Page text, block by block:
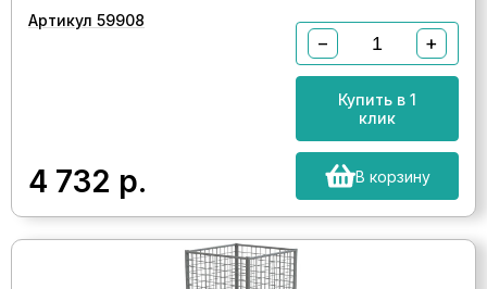
Артикул 59908
4 732 р.
− +
Купить в 1
клик
В корзину